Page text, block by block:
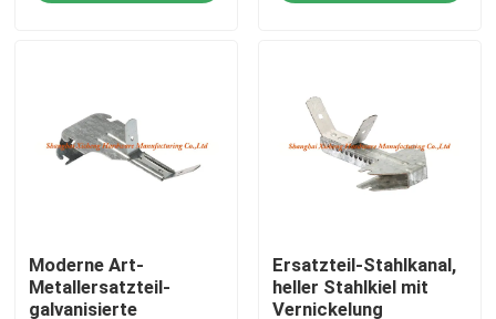
Aluminiumabdeckplatte
Trockenmauerzusätze
Moderne Art-
Metallersatzteil-
galvanisierte
Ersatzteil-Stahlkanal,
heller Stahlkiel mit
Vernickelung